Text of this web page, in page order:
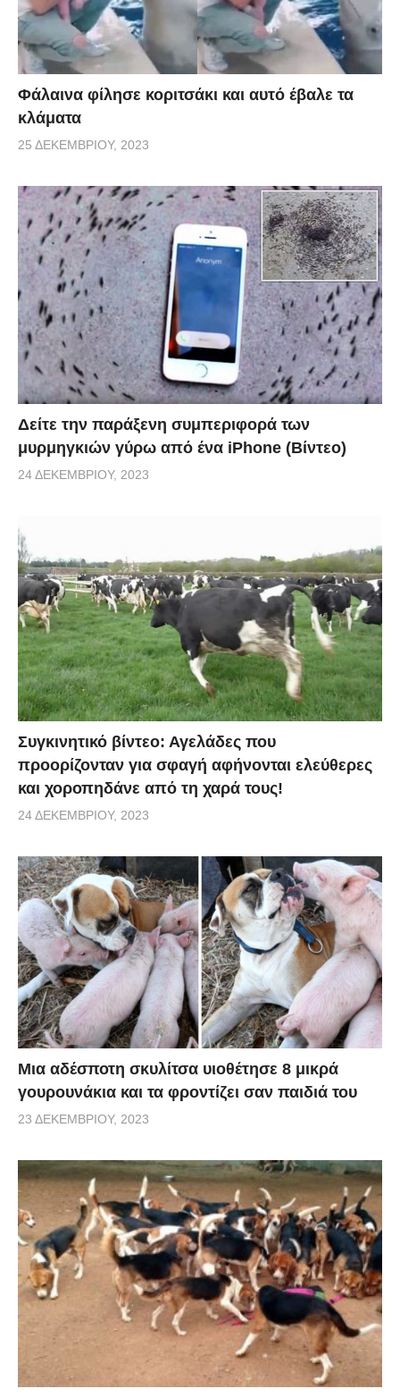
Φάλαινα φίλησε κοριτσάκι και αυτό έβαλε τα
κλάματα
25 ΔΕΚΕΜΒΡΊΟΥ, 2023
Δείτε την παράξενη συμπεριφορά των
μυρμηγκιών γύρω από ένα iPhone (Βίντεο)
24 ΔΕΚΕΜΒΡΊΟΥ, 2023
Συγκινητικό βίντεο: Αγελάδες που
προορίζονταν για σφαγή αφήνονται ελεύθερες
και χοροπηδάνε από τη χαρά τους!
24 ΔΕΚΕΜΒΡΊΟΥ, 2023
Μια αδέσποτη σκυλίτσα υιοθέτησε 8 μικρά
γουρουνάκια και τα φροντίζει σαν παιδιά του
23 ΔΕΚΕΜΒΡΊΟΥ, 2023